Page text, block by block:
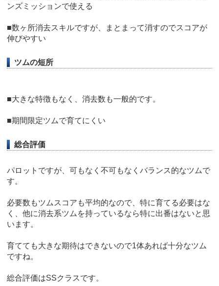
ンズミッションで使える
■数ヶ所消去スキルですが、まとまって消すのでスコアが
伸びやすい
ツムの短所
■大きな特徴もなく、消去数も一般的です。
■期間限定ツムで育てにくい
総合評価
パロットですが、可もなく不可もなくバランス的なツムで
す。
必要数もツムスコアも平均的なので、特に育てる必要はな
く、他に消去系ツムを持っているなら特に出番はないと思
います。
育てても大きな期待はできないので1体あれば十分なツム
ですね。
総合評価はSSクラスです。